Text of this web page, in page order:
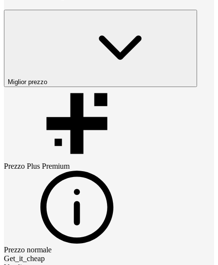
Miglior prezzo
Prezzo Plus Premium
Prezzo normale
Get_it_cheap